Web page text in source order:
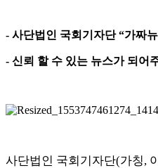
- 사단법인 국회기자단“가짜
- 신뢰 할 수 있는 뉴스가 되어
사단법인 국회기자단(가칭,